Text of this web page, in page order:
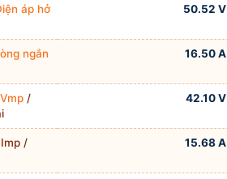
áp hở
50.52 V
ngắn
16.50 A
Vmp /
42.10 V
/
15.68 A